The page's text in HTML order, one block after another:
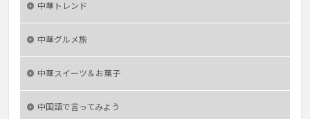
中華トレンド
中華グルメ旅
中華スイーツ＆お菓子
中国語で言ってみよう